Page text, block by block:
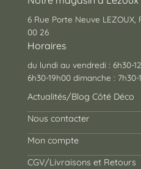
6 Rue Porte Neuve LEZOUX,
00 26
Horaires
du lundi au vendredi : 6h30-
6h30-19h00 dimanche : 7h30-
Actualités/Blog Côté Déco
Nous contacter
Mon compte
CGV/Livraisons et Retours